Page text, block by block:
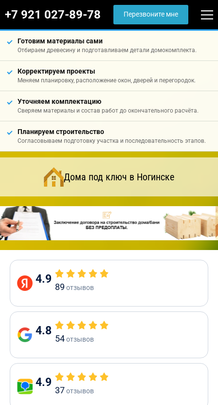
+7 921 027-89-78 Перезвоните мне
Готовим материалы сами
Отбираем древесину и подготавливаем детали домокомплекта.
Корректируем проекты
Меняем планировку, расположение окон, дверей и перегородок.
Уточняем комплектацию
Сверяем материалы и состав работ до окончательного расчёта.
Планируем строительство
Согласовываем подготовку участка и последовательность этапов.
Дома под ключ в Ногинске
4.9
89 отзывов
4.8
54отзывов
4.9
37отзывов